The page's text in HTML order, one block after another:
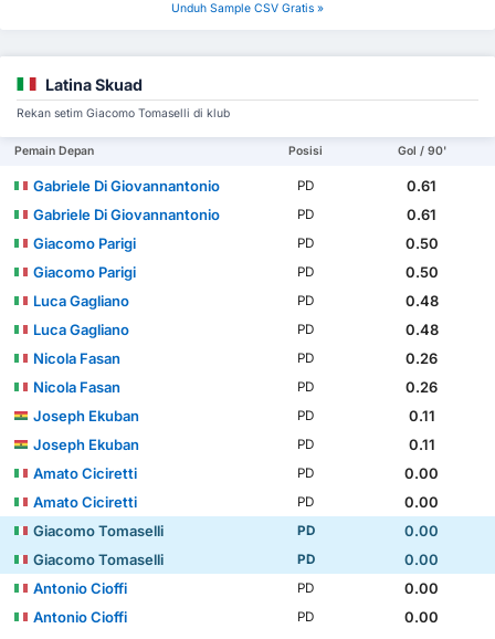
Unduh Sample CSV Gratis »
Latina Skuad
Rekan setim Giacomo Tomaselli di klub
Pemain Depan Posisi Gol / 90'
Gabriele Di Giovannantonio PD
0.61
Gabriele Di Giovannantonio
PD
0.61
Giacomo Parigi
PD
0.50
Giacomo Parigi
PD
0.50
Luca Gagliano
PD
0.48
Luca Gagliano
PD
0.48
Nicola Fasan
PD
0.26
Nicola Fasan
PD
0.26
Joseph Ekuban
PD
0.11
Joseph Ekuban
PD
0.11
Amato Ciciretti
PD
0.00
Amato Ciciretti
PD
0.00
Giacomo Tomaselli
PD
0.00
Giacomo Tomaselli
PD
0.00
Antonio Cioffi
PD
0.00
Antonio Cioffi
PD 0.00